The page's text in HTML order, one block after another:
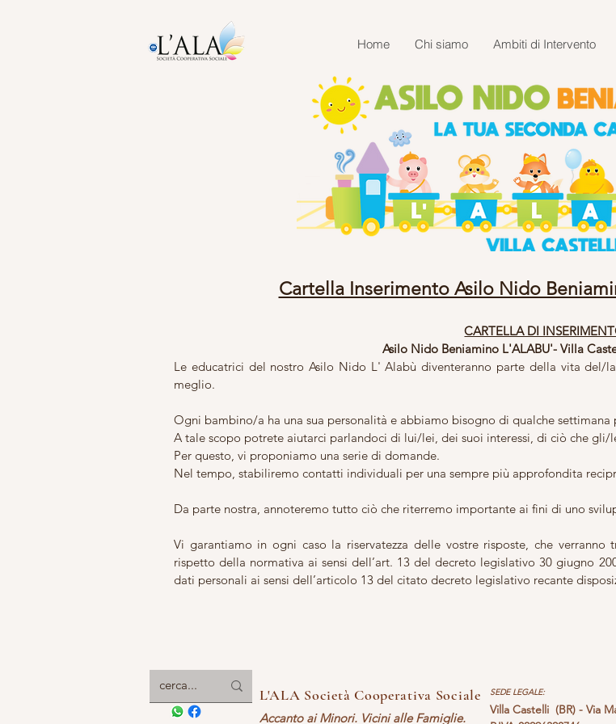
Home Chi siamo Ambiti di Intervento
Cartella Inserimento Asilo Nido
CARTELLA DI
Asilo Nido Beniamino L'ALABU'- Villa
Le educatrici del nostro Asilo Nido L' Alabù diventeranno parte della vita del/
meglio.
Ogni bambino/a ha una sua personalità e abbiamo bisogno di qualche settimana
A tale scopo potrete aiutarci parlandoci di lui/lei, dei suoi interessi, di ciò che gli/
Per questo, vi proponiamo una serie di domande.
Nel tempo, stabiliremo contatti individuali per una sempre più approfondita
Da parte nostra, annoteremo tutto ciò che riterremo importante ai fini di uno
Vi garantiamo in ogni caso la riservatezza delle vostre risposte, che
rispetto della normativa ai sensi dell’art. 13 del decreto legislativo 30 giugno
dati personali ai sensi dell’articolo 13 del citato decreto legislativo recante
L'ALA Società Cooperativa Sociale
Accanto ai Minori. Vicini alle Famiglie.
SEDE LEGALE:
Villa Castelli (BR) - Via